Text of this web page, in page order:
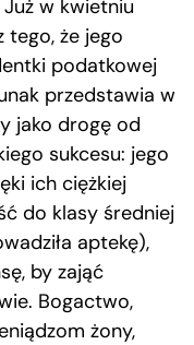
w kwietniu
tego, że jego
podatkowej
przedstawia w
jako drogę od
sukcesu: jego
ich ciężkiej
do klasy średniej
aptekę),
by zająć
Bogactwo,
żony,